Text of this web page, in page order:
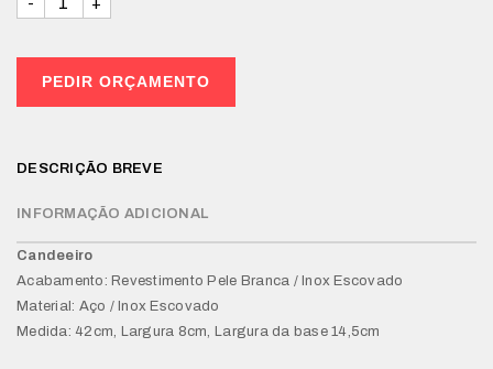
PEDIR ORÇAMENTO
DESCRIÇÃO BREVE
INFORMAÇÃO ADICIONAL
Candeeiro
Acabamento: Revestimento Pele Branca / Inox Escovado
Material: Aço / Inox Escovado
Medida: 42cm, Largura 8cm, Largura da base 14,5cm